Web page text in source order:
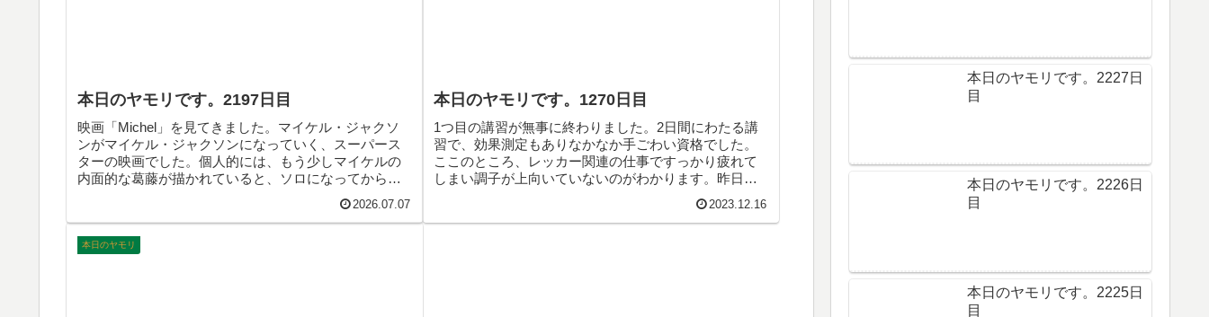
本日のヤモリです。2197日目
映画「Michel」を見てきました。マイケル・ジャクソ
ンがマイケル・ジャクソンになっていく、スーパース
ターの映画でした。個人的には、もう少しマイケルの
内面的な葛藤が描かれていると、ソロになってからの
描写との対比が輝くと思いました。それを差し引いて
も、エンターテイナーとしてのマイケルがよく描かれ
ていて、最高の映画でした。そんなこんなで、本日の
ヤモリです。
2026.07.07
本日のヤモリです。1270日目
1つ目の講習が無事に終わりました。2日間にわたる講
習で、効果測定もありなかなか手ごわい資格でした。
ここのところ、レッカー関連の仕事ですっかり疲れて
しまい調子が上向いていないのがわかります。昨日の
MGご開帳がきっかけになるといいな♪そんなこんな
2023.12.16
本日のヤモリ
本日のヤモリです。2227日
目
本日のヤモリです。2226日
目
本日のヤモリです。2225日
目